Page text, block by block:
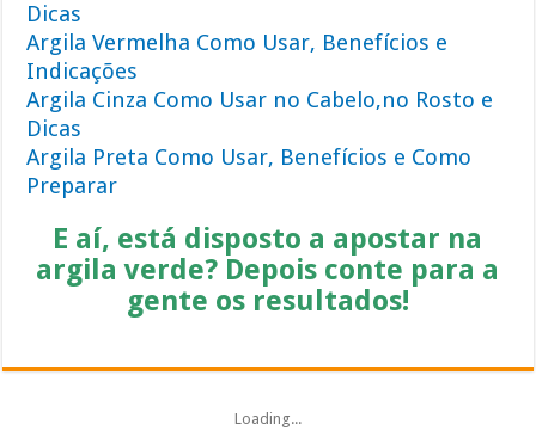
Dicas
Argila Vermelha Como Usar, Benefícios e
Indicações
Argila Cinza Como Usar no Cabelo,no Rosto e
Dicas
Argila Preta Como Usar, Benefícios e Como
Preparar
E aí, está disposto a apostar na
argila verde? Depois conte para a
gente os resultados!
Loading...